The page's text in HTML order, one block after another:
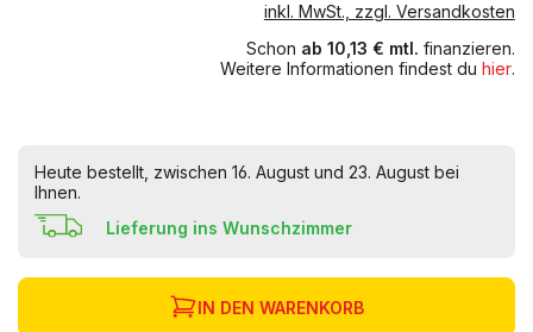
inkl. MwSt., zzgl. Versandkosten
Schon ab 10,13 € mtl. finanzieren.
Weitere Informationen findest du hier.
Heute bestellt, zwischen 16. August und 23. August bei
Ihnen.
Lieferung ins Wunschzimmer
IN DEN WARENKORB